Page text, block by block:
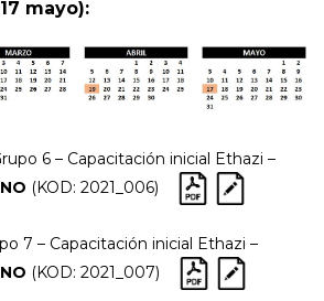
mayo):
6 – Capacitación inicial Ethazi –
(KOD: 2021_006)
7 – Capacitación inicial Ethazi –
(KOD: 2021_007)